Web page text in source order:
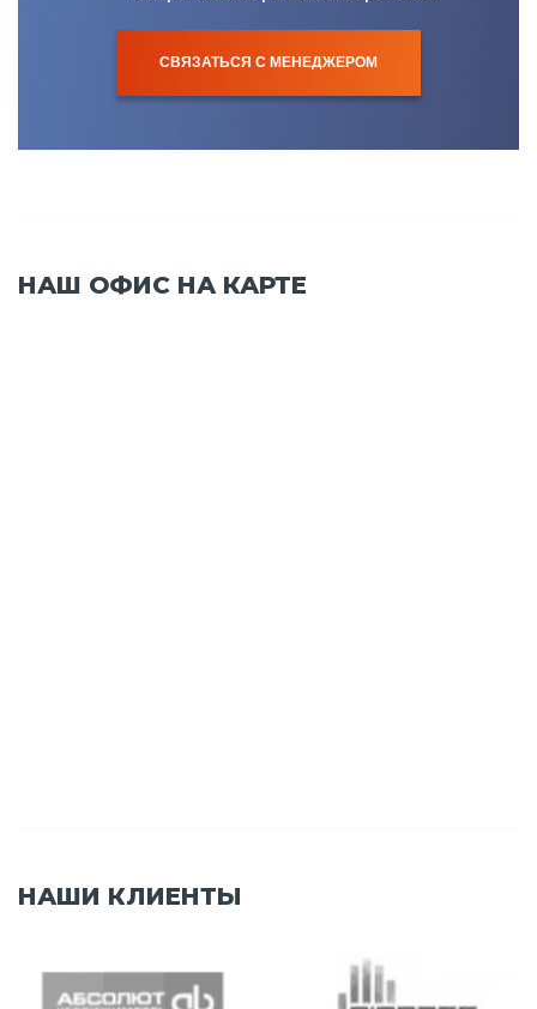
СВЯЗАТЬСЯ С МЕНЕДЖЕРОМ
НАШ ОФИС НА КАРТЕ
НАШИ КЛИЕНТЫ